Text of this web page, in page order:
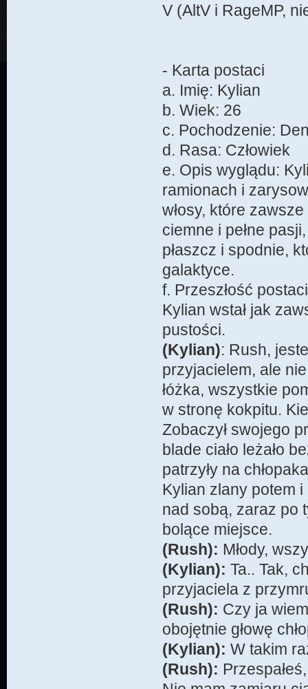
V (AltV i RageMP,
- Karta postaci
a. Imię: Kylian
b. Wiek: 26
c. Pochodzenie:
d. Rasa: Człowiek
e. Opis wyglądu:
ramionach i
włosy, które
ciemne i pełne
płaszcz i spodnie,
galaktyce.
f. Przeszłość
Kylian wstał jak
pustości.
(Kylian): Rush,
przyjacielem, ale
łóżka, wszystkie
w stronę kokpitu.
Zobaczył swojego
blade ciało leżało
patrzyły na
Kylian zlany potem i
nad sobą, zaraz po
bolące miejsce.
(Rush): Młody,
(Kylian): Ta.. Tak,
przyjaciela z
(Rush): Czy ja
obojętnie głowę
(Kylian): W takim
(Rush):